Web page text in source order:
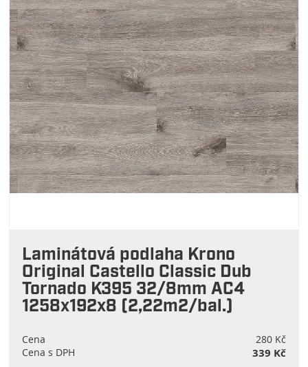
Laminátová podlaha Krono
Original Castello Classic Dub
Tornado K395 32/8mm AC4
1258x192x8 (2,22m2/bal.)
Cena
280 Kč
Cena s DPH
339 Kč